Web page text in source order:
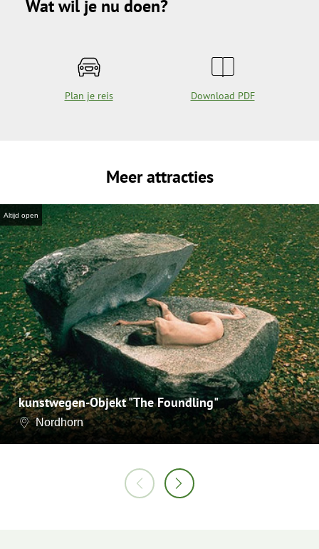
Wat wil je nu doen?
Plan je reis Download PDF
Meer attracties
Altijd open
kunstwegen-Objekt "The Foundling"
Nordhorn